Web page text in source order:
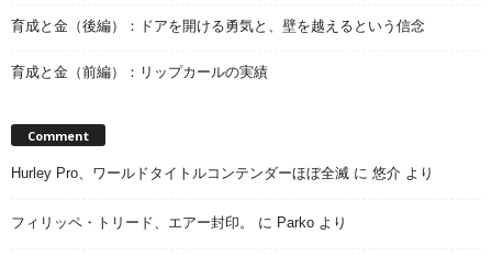
育成と金（後編）：ドアを開ける勇気と、壁を越えるという信念
育成と金（前編）：リップカールの実績
Comment
Hurley Pro、ワールドタイトルコンテンダーほぼ全滅 に 悠介 より
フィリッペ・トリード、エアー封印。 に Parko より